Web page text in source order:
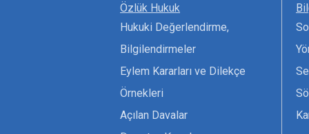
Özlük Hukuk
Hukuki Değerlendirme,
Bilgilendirmeler
Eylem Kararları ve Dilekçe
Örnekleri
Açılan Davalar